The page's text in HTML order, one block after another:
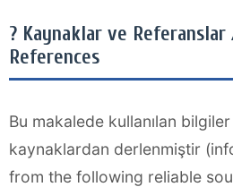
? Kaynaklar ve Referanslar
References
Bu makalede kullanılan
kaynaklardan derlenmiştir
from the following reliable